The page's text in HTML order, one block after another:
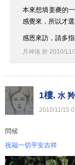
本來想填姜夔的
感覺來，所以才
感恩來訪，請多
月神洛 於 2010/11 /
1樓. 水 羚
2010/11 /15
問候
祝福一切平安吉祥